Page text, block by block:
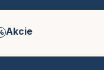
Akcie